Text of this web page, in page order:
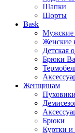
Шапки
Шорты
Bask
Мужские
Женские
Детская
Брюки
Женщинам
Пуховики
Брюки
Куртки